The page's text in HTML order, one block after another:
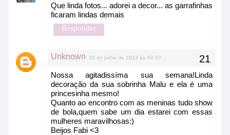
Que linda fotos... adorei a decor... as garrafinhas
ficaram lindas demais
Responder
Unknown 12 de julho de 2013 às 02:07
Nossa agitadissíma sua semana!Linda
decoração da sua sobrinha Malu e ela é uma
princesinha mesmo!
Quanto ao encontro com as meninas tudo show
de bola,quem sabe um dia estarei com essas
mulheres maravilhosas:)
Beijos Fabi <3